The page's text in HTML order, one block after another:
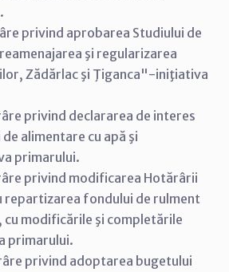
privind aprobarea Studiului de
şi regularizarea
Zădărlac şi Ţiganca"-iniţiativa
privind declararea de interes
alimentare cu apă şi
primarului.
privind modificarea Hotărârii
fondului de rulment
cu modificările şi completările
primarului.
privind adoptarea bugetului